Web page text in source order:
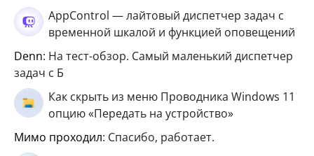
AppControl — лайтовый диспетчер задач с
временной шкалой и функцией оповещений
Denn: На тест-обзор. Самый маленький диспетчер
задач с Б
Как скрыть из меню Проводника Windows 11
опцию «Передать на устройство»
мимо проходил: Спасибо, работает.